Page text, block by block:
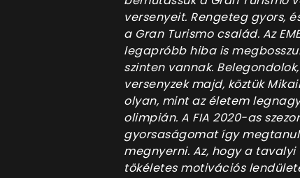
versenyeit. Rengeteg gyors,
a Gran Turismo család. Az
legapróbb hiba is
szinten vannak.
versenyzek majd, köztük
olyan, mint az életem
olimpián. A FIA 2020-as
gyorsaságomat így
megnyerni. Az, hogy a
tökéletes motivációs